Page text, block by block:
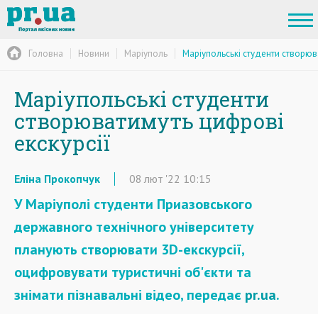
Головна Новини Маріуполь Маріупольські студенти
Маріупольські студенти
створюватимуть цифрові
екскурсії
Еліна Прокопчук 08 лют '22 10:15
У Маріуполі студенти Приазовського
державного технічного університету
планують створювати 3D-екскурсії,
оцифровувати туристичні об'єкти та
знімати пізнавальні відео, передає pr.ua.